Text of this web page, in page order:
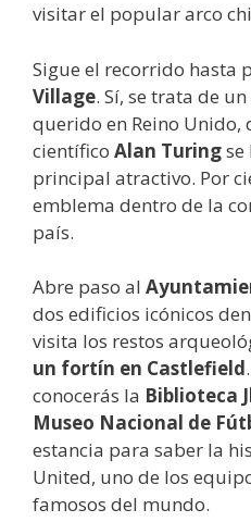
visitar el popular arco
Sigue el recorrido hasta
Village. Sí, se trata de
querido en Reino Unido,
científico Alan Turingse
principal atractivo. Por
emblema dentro de la
país.
Abre paso al
dos edificios icónicos
visita los restos
un fortín en Castlefield
conocerás la Biblioteca
Museo Nacional de
estancia para saber la
United, uno de los
famosos del mundo.